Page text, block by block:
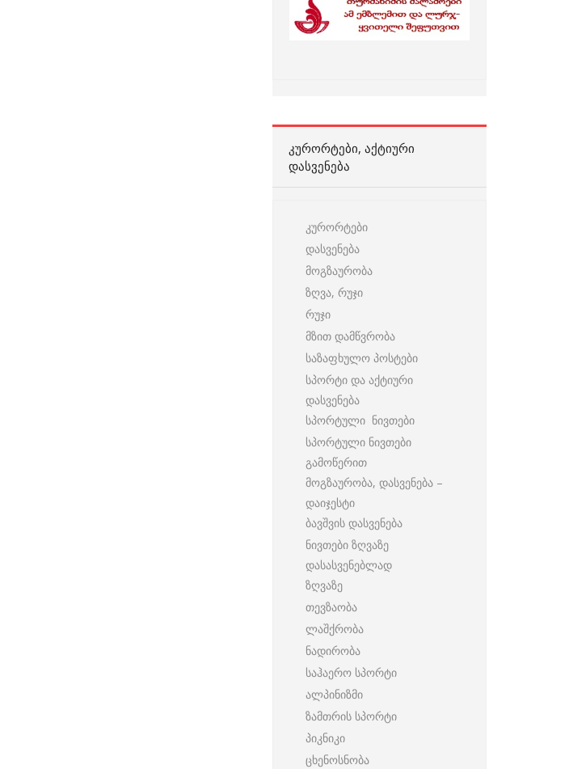
ᲙᲣᲠᲝᲠᲢᲔᲑᲘ, ᲐᲥᲢᲘᲣᲠᲘ
ᲓᲐᲡᲕᲔᲜᲔᲑᲐ
კურორტები
დასვენება
მოგზაურობა
ზღვა, რუჯი
რუჯი
მზით დამწვრობა
საზაფხულო პოსტები
სპორტი და აქტიური
დასვენება
სპორტული ნივთები
სპორტული ნივთები
გამოწერით
მოგზაურობა, დასვენება –
დაიჯესტი
ბავშვის დასვენება
ნივთები ზღვაზე
დასასვენებლად
ზღვაზე
თევზაობა
ლაშქრობა
ნადირობა
საჰაერო სპორტი
ალპინიზმი
ზამთრის სპორტი
პიკნიკი
ცხენოსნობა